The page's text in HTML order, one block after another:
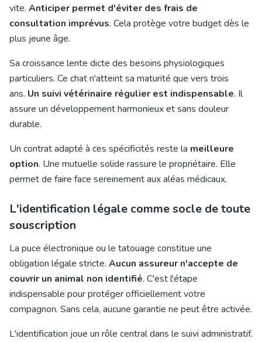
vite. Anticiper permet d'éviter des frais de
consultation imprévus. Cela protège votre budget dès le
plus jeune âge.
Sa croissance lente dicte des besoins physiologiques
particuliers. Ce chat n'atteint sa maturité que vers trois
ans. Un suivi vétérinaire régulier est indispensable. Il
assure un développement harmonieux et sans douleur
durable.
Un contrat adapté à ces spécificités reste la meilleure
option. Une mutuelle solide rassure le propriétaire. Elle
permet de faire face sereinement aux aléas médicaux.
L'identification légale comme socle de toute
souscription
La puce électronique ou le tatouage constitue une
obligation légale stricte. Aucun assureur n'accepte de
couvrir un animal non identifié. C'est l'étape
indispensable pour protéger officiellement votre
compagnon. Sans cela, aucune garantie ne peut être activée.
L'identification joue un rôle central dans le suivi administratif.